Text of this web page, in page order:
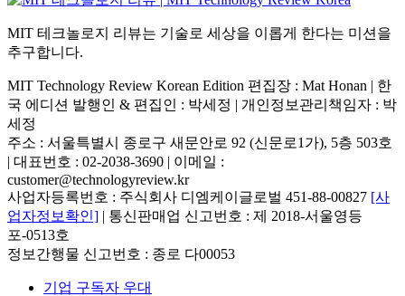
MIT 테크놀로지 리뷰는 기술로 세상을 이롭게 한다는 미션을
추구합니다.
MIT Technology Review Korean Edition 편집장 : Mat Honan | 한
국 에디션 발행인 & 편집인 : 박세정 | 개인정보관리책임자 : 박
세정
주소 : 서울특별시 종로구 새문안로 92 (신문로1가), 5층 503호
| 대표번호 : 02-2038-3690 | 이메일 :
customer@technologyreview.kr
사업자등록번호 : 주식회사 디엠케이글로벌 451-88-00827 [사
업자정보확인] | 통신판매업 신고번호 : 제 2018-서울영등
포-0513호
정보간행물 신고번호 : 종로 다00053
기업 구독자 우대